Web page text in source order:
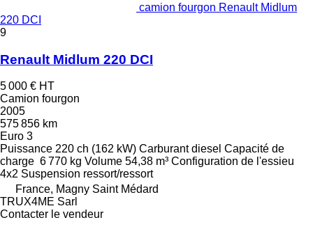
camion fourgon Renault Midlum
220 DCI
9
Renault Midlum 220 DCI
5 000 € HT
Camion fourgon
2005
575 856 km
Euro 3
Puissance 220 ch (162 kW) Carburant diesel Capacité de
charge 6 770 kg Volume 54,38 m³ Configuration de l'essieu
4x2 Suspension ressort/ressort
France, Magny Saint Médard
TRUX4ME Sarl
Contacter le vendeur